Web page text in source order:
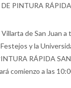
PINTURA
de San Juan a
y la
RÁPIDA
comienzo a las